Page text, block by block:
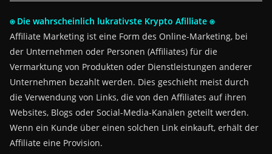
⍟ Die wahrscheinlich lukrativste Krypto Afilliate ⍟
Affiliate Marketing ist eine Form des Online-Marketing, bei
der Unternehmen oder Personen (Affiliates) für die
Vermarktung von Produkten oder Dienstleistungen anderer
Unternehmen bezahlt werden. Dies geschieht meist durch
die Verwendung von Links, die von den Affiliates auf ihren
Websites, Blogs oder Social-Media-Kanälen geteilt werden.
Wenn ein Kunde über einen solchen Link einkauft, erhält der
Affiliate eine Provision.